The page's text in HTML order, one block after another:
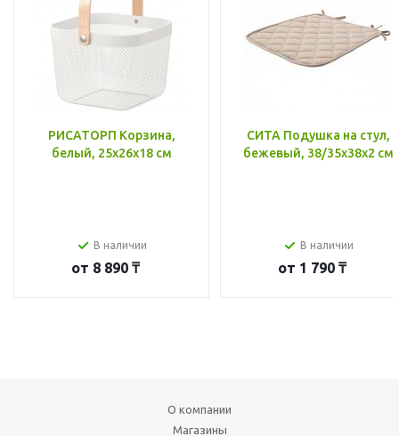
РИСАТОРП Корзина,
белый, 25x26x18 см
В наличии
от 8 890 ₸
СИТА Подушка на стул,
бежевый, 38/35x38x2 см
В наличии
от 1 790 ₸
О компании
Магазины